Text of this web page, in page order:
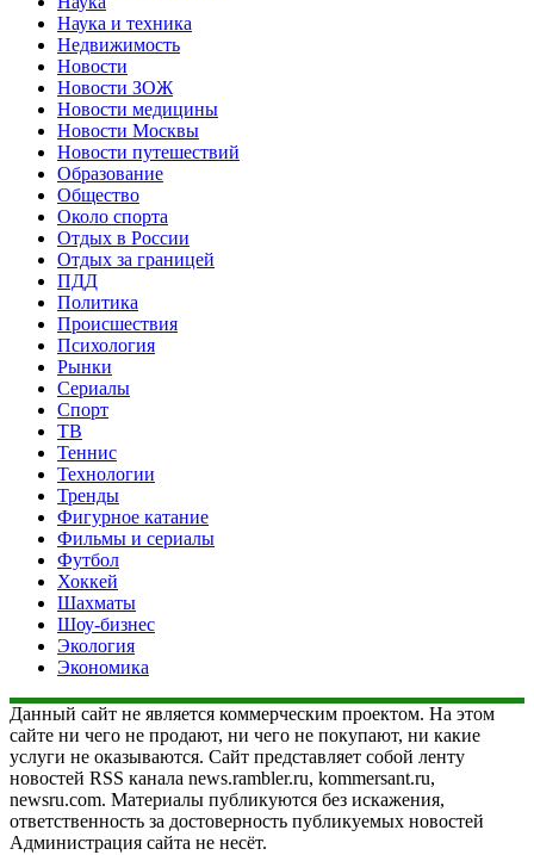
Наука и техника
Недвижимость
Новости
Новости ЗОЖ
Новости медицины
Новости Москвы
Новости путешествий
Образование
Общество
Около спорта
Отдых в России
Отдых за границей
ПДД
Политика
Происшествия
Психология
Рынки
Сериалы
Спорт
ТВ
Теннис
Технологии
Тренды
Фигурное катание
Фильмы и сериалы
Футбол
Хоккей
Шахматы
Шоу-бизнес
Экология
Экономика
Данный сайт не является коммерческим проектом. На этом
сайте ни чего не продают, ни чего не покупают, ни какие
услуги не оказываются. Сайт представляет собой ленту
новостей RSS канала news.rambler.ru, kommersant.ru,
newsru.com. Материалы публикуются без искажения,
ответственность за достоверность публикуемых новостей
Администрация сайта не несёт.